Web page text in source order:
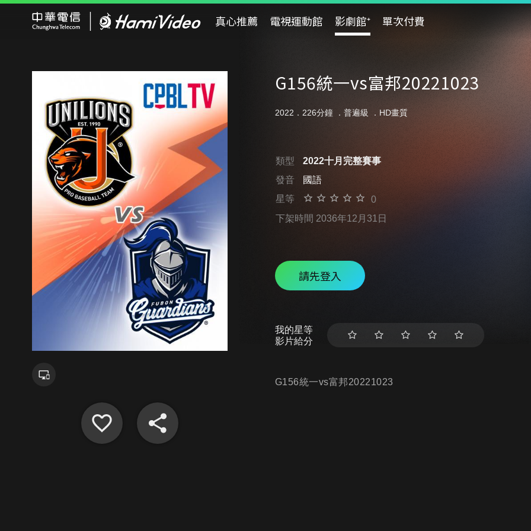
真心推薦 電視運動館 影劇館⁺ 單次付費
G156統一vs富邦20221023
2022．226分鐘 ． 普遍級 ．HD畫質
類型
2022十月完整賽事
發音
國語
星等
0
下架時間 2036年12月31日
請先登入
我的星等
影片給分
G156統一vs富邦20221023